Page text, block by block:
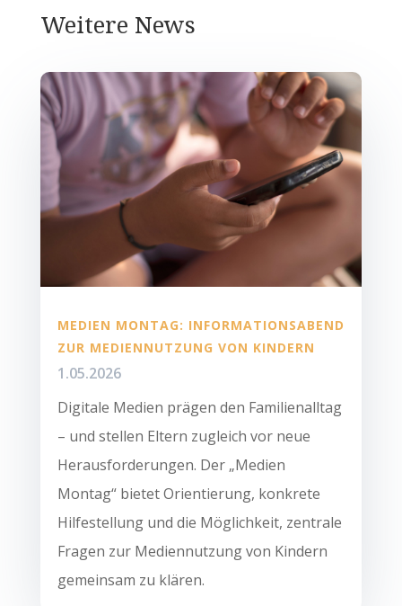
Weitere News
MEDIEN MONTAG: INFORMATIONSABEND
ZUR MEDIENNUTZUNG VON KINDERN
1.05.2026
Digitale Medien prägen den Familienalltag
– und stellen Eltern zugleich vor neue
Herausforderungen. Der „Medien
Montag“ bietet Orientierung, konkrete
Hilfestellung und die Möglichkeit, zentrale
Fragen zur Mediennutzung von Kindern
gemeinsam zu klären.